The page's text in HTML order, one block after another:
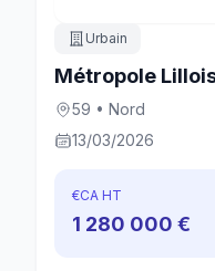
Urbain
Métropole
59 • Nord
13/03/2026
€CA HT
1 280 000 €